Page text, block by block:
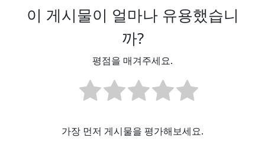
이 게시물이 얼마나 유용했습니
까?
평점을 매겨주세요.
가장 먼저 게시물을 평가해보세요.